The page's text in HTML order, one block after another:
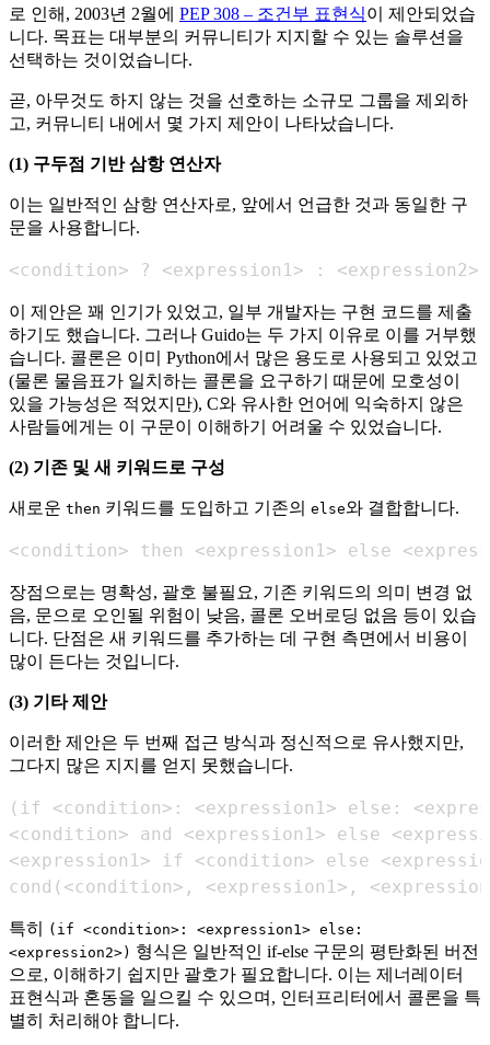
로 인해, 2003년 2월에 PEP 308 – 조건부 표현식이 제안되었습
니다. 목표는 대부분의 커뮤니티가 지지할 수 있는 솔루션을
선택하는 것이었습니다.
곧, 아무것도 하지 않는 것을 선호하는 소규모 그룹을 제외하
고, 커뮤니티 내에서 몇 가지 제안이 나타났습니다.
(1) 구두점 기반 삼항 연산자
이는 일반적인 삼항 연산자로, 앞에서 언급한 것과 동일한 구
문을 사용합니다.
<condition> ? <expression1> : <expression2>
이 제안은 꽤 인기가 있었고, 일부 개발자는 구현 코드를 제출
하기도 했습니다. 그러나 Guido는 두 가지 이유로 이를 거부했
습니다. 콜론은 이미 Python에서 많은 용도로 사용되고 있었고
(물론 물음표가 일치하는 콜론을 요구하기 때문에 모호성이
있을 가능성은 적었지만), C와 유사한 언어에 익숙하지 않은
사람들에게는 이 구문이 이해하기 어려울 수 있었습니다.
(2) 기존 및 새 키워드로 구성
새로운 then 키워드를 도입하고 기존의 else와 결합합니다.
<condition> then <expression1> else
장점으로는 명확성, 괄호 불필요, 기존 키워드의 의미 변경 없
음, 문으로 오인될 위험이 낮음, 콜론 오버로딩 없음 등이 있습
니다. 단점은 새 키워드를 추가하는 데 구현 측면에서 비용이
많이 든다는 것입니다.
(3) 기타 제안
이러한 제안은 두 번째 접근 방식과 정신적으로 유사했지만,
그다지 많은 지지를 얻지 못했습니다.
cond(<condition>, <expression1>,
특히
(if <condition>: <expression1> else:
<expression2>) 형식은 일반적인 if-else 구문의 평탄화된 버전
으로, 이해하기 쉽지만 괄호가 필요합니다. 이는 제너레이터
표현식과 혼동을 일으킬 수 있으며, 인터프리터에서 콜론을 특
별히 처리해야 합니다.